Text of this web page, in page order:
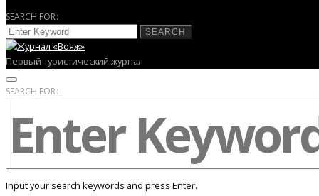
SEARCH FOR:
SEARCH
Первый туристический журнал
SEARCH FOR:
Input your search keywords and press Enter.